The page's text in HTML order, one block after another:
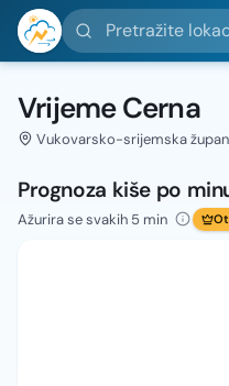
Pretražite lokacije
Vrijeme Cerna
Vukovarsko-srijemska
Prognoza kiše po
Ažurira se svakih 5 min